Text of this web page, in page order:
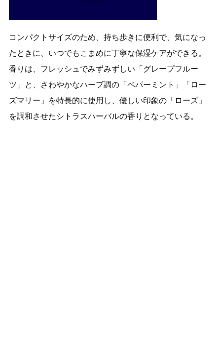
コンパクトサイズのため、持ち歩きに便利で、気になっ
たときに、いつでもこまめに丁寧な保湿ケアができる。
香りは、フレッシュでみずみずしい「グレープフルー
ツ」と、さわやかなハーブ調の「ペパーミント」「ロー
ズマリー」を特長的に使用し、優しい印象の「ローズ」
を調和させたシトラスハーバルの香りとなっている。